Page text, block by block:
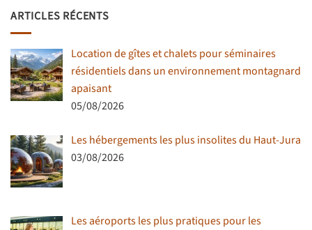
ARTICLES RÉCENTS
Location de gîtes et chalets pour séminaires
résidentiels dans un environnement montagnard
apaisant
05/08/2026
Les hébergements les plus insolites du Haut-Jura
03/08/2026
Les aéroports les plus pratiques pour les